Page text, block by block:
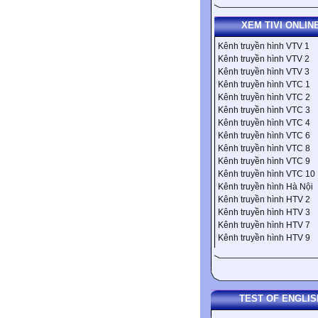
XEM TIVI
Kênh truyền hình VTV 1
Kênh truyền hình VTV 2
Kênh truyền hình VTV 3
Kênh truyền hình VTC 1
Kênh truyền hình VTC 2
Kênh truyền hình VTC 3
Kênh truyền hình VTC 4
Kênh truyền hình VTC 6
Kênh truyền hình VTC 8
Kênh truyền hình VTC 9
Kênh truyền hình VTC 10
Kênh truyền hình Hà Nội
Kênh truyền hình HTV 2
Kênh truyền hình HTV 3
Kênh truyền hình HTV 7
Kênh truyền hình HTV 9
TEST OF